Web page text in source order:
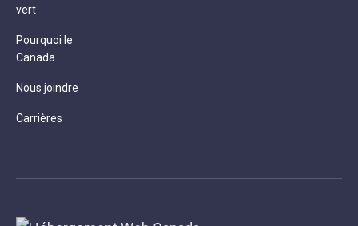
vert
Pourquoi le
Canada
Nous joindre
Carrières